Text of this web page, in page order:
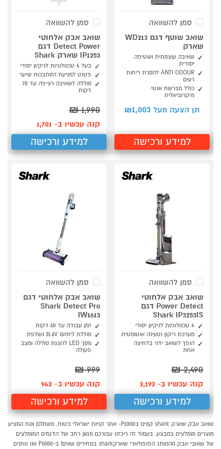
סמן להשוואה
שואב שוטף דגם WD213
שארק
שאיבה עוצמתית ושטיפה
יסודית
ANTI ODOUR להסרת ריחות
רעים
כולל מברשת אנטי
מיקרוביאלית
תן הצעה מעל ₪ 1,003
למידע ורכישה
סמן להשוואה
שואב אבק אלחוטי
Detect Power דגם
IP1253 שארק Shark
בעל 4 טכנולוגיות לניקיון יסודי
פטנט למניעת הסתבכות שיער
סוללה לשאיבה רציפה עד 70
דקות
1,990
₪
קנה עכשיו ב- 1,701
למידע ורכישה
סמן להשוואה
שואב אבק אלחוטי
Power Detect דגם
Shark IP3253IS
4 טכנולוגיות לניקיון יסודי
מערכת ריקון וטעינה אוטומטית
הופך לשואב ידני בלחיצה
אחת
2,490
₪
קנה עכשיו ב- 2,192
למידע ורכישה
סמן להשוואה
שואב אבק אלחוטי דגם
Shark Detect Pro
IW1613
זמן עבודה עד 60 דקות
סוללת ליתיום 21.6V נשלפת
מסך LED להצגת סוללה ומצב
פעולה
999
₪
קנה עכשיו ב- 942
למידע ורכישה
שואב אבק שארק shark קונים בP1000- אתר קניות ישראלי בטוח, משתלם ונוח המציע
מוצרים מומלצים במבצע. בעמוד זה ריכזנו עבורכם מגוון רחב של הדגמים המומלצים
של שואבי אבק מהמותג הפופולארי שארקshark במחירים שווים! ב-P1000 אנו נותנים